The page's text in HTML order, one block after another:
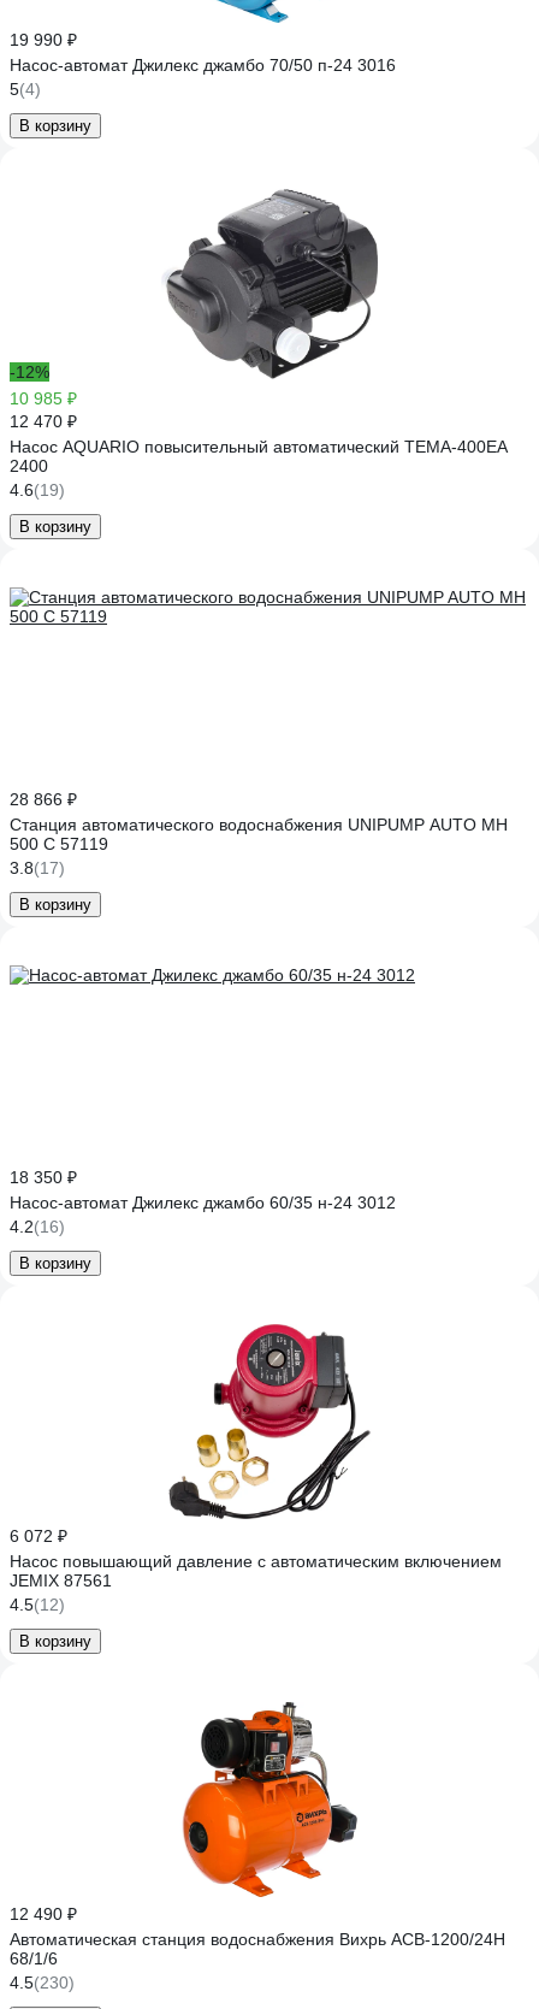
19 990 ₽
Насос-автомат Джилекс джамбо 70/50 п-24 3016
5(4)
В корзину
-12%
10 985 ₽
12 470 ₽
Насос AQUARIO повысительный автоматический TEMA-400EA
2400
4.6(19)
В корзину
28 866 ₽
Станция автоматического водоснабжения UNIPUMP AUTO MH
500 С 57119
3.8(17)
В корзину
18 350 ₽
Насос-автомат Джилекс джамбо 60/35 н-24 3012
4.2(16)
В корзину
6 072 ₽
Насос повышающий давление с автоматическим включением
JEMIX 87561
4.5(12)
В корзину
12 490 ₽
Автоматическая станция водоснабжения Вихрь АСВ-1200/24Н
68/1/6
4.5(230)